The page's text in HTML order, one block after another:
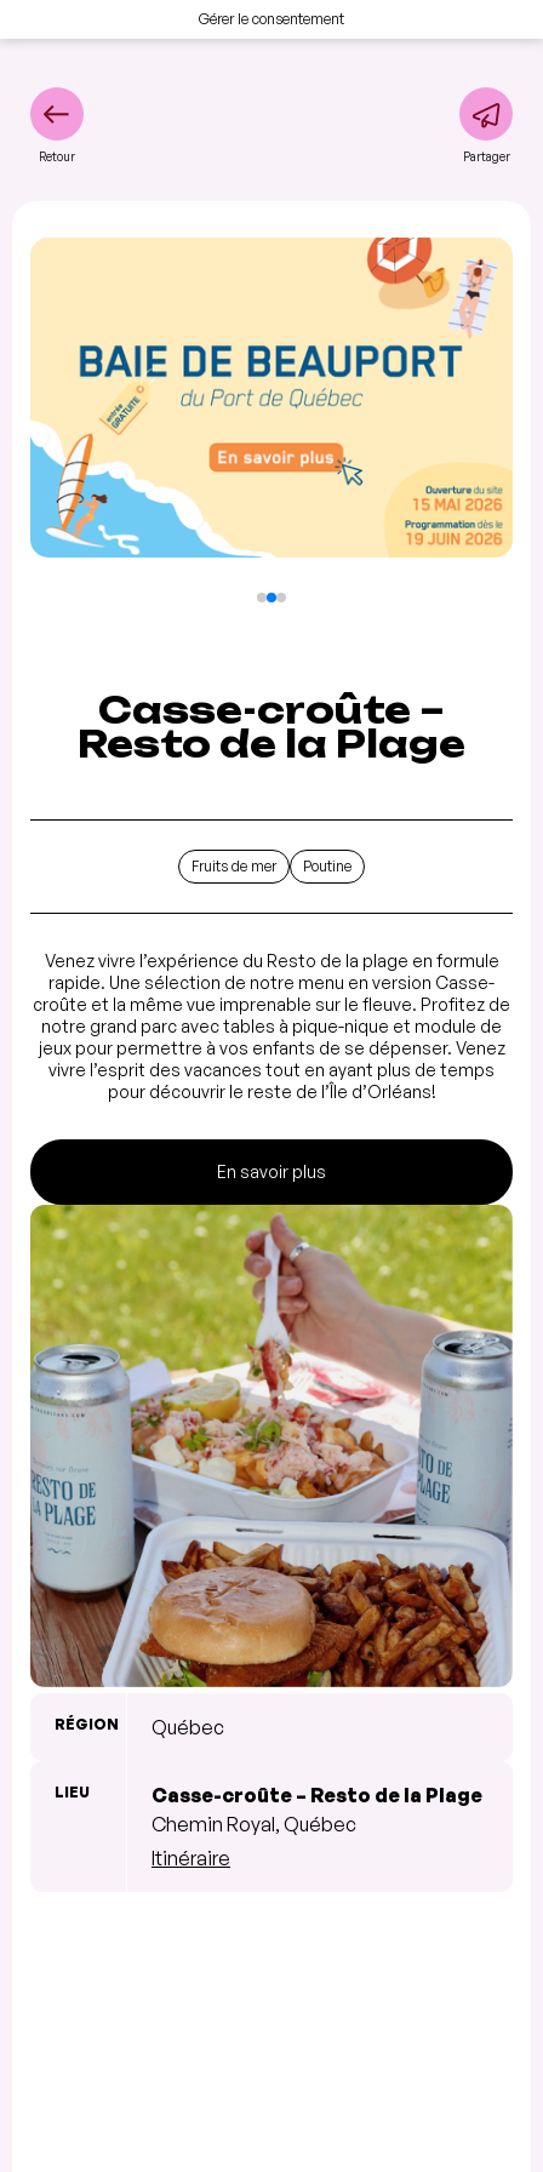
Gérer le consentement
Retour Partager
Casse-croûte –
Resto de la Plage
Fruits de mer Poutine
Venez vivre l’expérience du Resto de la plage en formule
rapide. Une sélection de notre menu en version Casse-
croûte et la même vue imprenable sur le fleuve. Profitez de
notre grand parc avec tables à pique-nique et module de
jeux pour permettre à vos enfants de se dépenser. Venez
vivre l’esprit des vacances tout en ayant plus de temps
pour découvrir le reste de l’Île d’Orléans!
En savoir plus
RÉGION Québec
LIEU
Casse-croûte – Resto de la Plage
Chemin Royal, Québec
Itinéraire